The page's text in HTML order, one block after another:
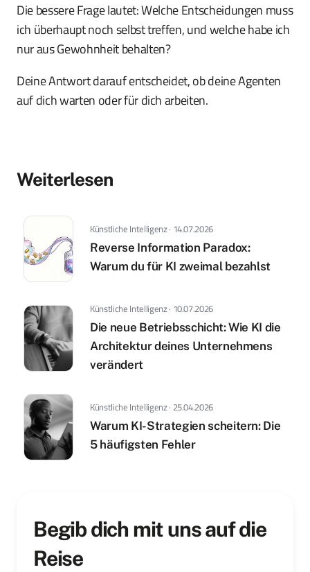
Die bessere Frage lautet: Welche Entscheidungen muss
ich überhaupt noch selbst treffen, und welche habe ich
nur aus Gewohnheit behalten?
Deine Antwort darauf entscheidet, ob deine Agenten
auf dich warten oder für dich arbeiten.
Weiterlesen
Künstliche Intelligenz · 14.07.2026
Reverse Information Paradox:
Warum du für KI zweimal bezahlst
Künstliche Intelligenz · 10.07.2026
Die neue Betriebsschicht: Wie KI die
Architektur deines Unternehmens
verändert
Künstliche Intelligenz · 25.04.2026
Warum KI-Strategien scheitern: Die
5 häufigsten Fehler
Begib dich mit uns auf die
Reise